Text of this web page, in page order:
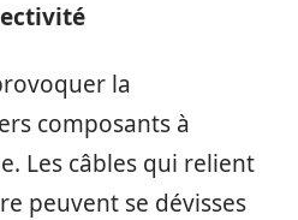
la
composants à
Les câbles qui relient
peuvent se dévisses